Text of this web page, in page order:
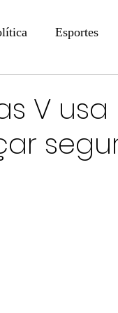
Esportes
Jurídica
V usa